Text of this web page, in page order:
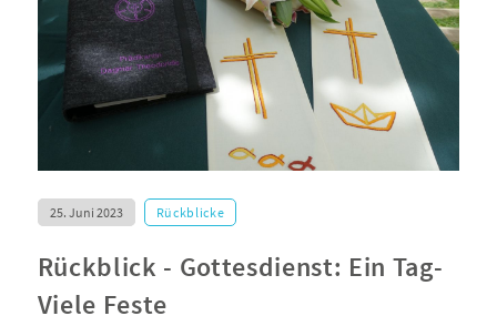
25. Juni 2023 Rückblicke
Rückblick - Gottesdienst: Ein Tag-
Viele Feste